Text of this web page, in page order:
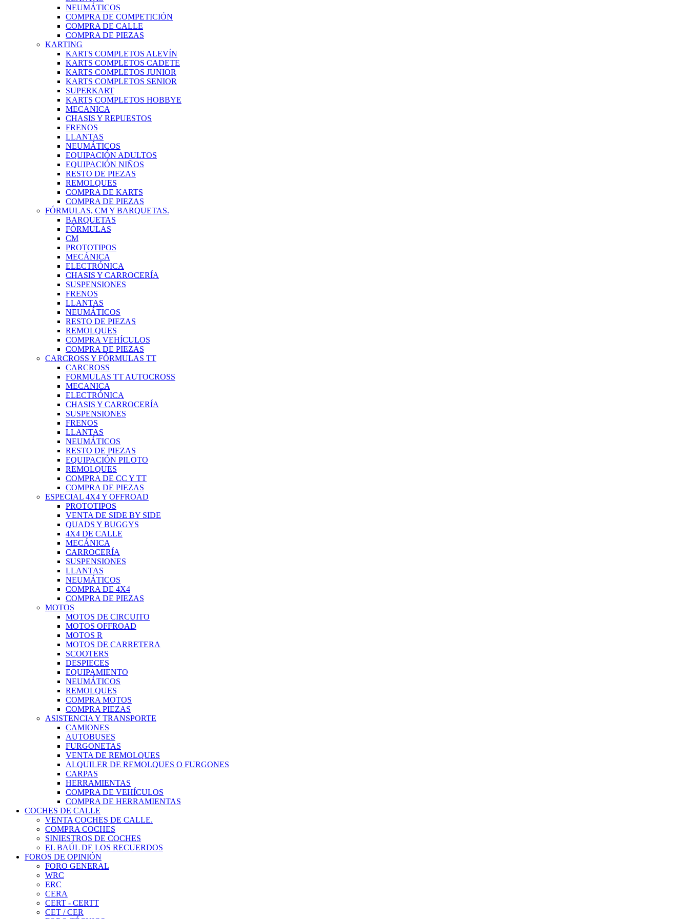
NEUMÁTICOS
COMPRA DE COMPETICIÓN
COMPRA DE CALLE
COMPRA DE PIEZAS
KARTING
KARTS COMPLETOS ALEVÍN
KARTS COMPLETOS CADETE
KARTS COMPLETOS JUNIOR
KARTS COMPLETOS SENIOR
SUPERKART
KARTS COMPLETOS HOBBYE
MECANICA
CHASIS Y REPUESTOS
FRENOS
LLANTAS
NEUMÁTICOS
EQUIPACIÓN ADULTOS
EQUIPACIÓN NIÑOS
RESTO DE PIEZAS
REMOLQUES
COMPRA DE KARTS
COMPRA DE PIEZAS
FÓRMULAS, CM Y BARQUETAS.
BARQUETAS
FÓRMULAS
CM
PROTOTIPOS
MECÁNICA
ELECTRÓNICA
CHASIS Y CARROCERÍA
SUSPENSIONES
FRENOS
LLANTAS
NEUMÁTICOS
RESTO DE PIEZAS
REMOLQUES
COMPRA VEHÍCULOS
COMPRA DE PIEZAS
CARCROSS Y FÓRMULAS TT
CARCROSS
FORMULAS TT AUTOCROSS
MECANICA
ELECTRÓNICA
CHASIS Y CARROCERÍA
SUSPENSIONES
FRENOS
LLANTAS
NEUMÁTICOS
RESTO DE PIEZAS
EQUIPACIÓN PILOTO
REMOLQUES
COMPRA DE CC Y TT
COMPRA DE PIEZAS
ESPECIAL 4X4 Y OFFROAD
PROTOTIPOS
VENTA DE SIDE BY SIDE
QUADS Y BUGGYS
4X4 DE CALLE
MECÁNICA
CARROCERÍA
SUSPENSIONES
LLANTAS
NEUMÁTICOS
COMPRA DE 4X4
COMPRA DE PIEZAS
MOTOS
MOTOS DE CIRCUITO
MOTOS OFFROAD
MOTOS R
MOTOS DE CARRETERA
SCOOTERS
DESPIECES
EQUIPAMIENTO
NEUMÁTICOS
REMOLQUES
COMPRA MOTOS
COMPRA PIEZAS
ASISTENCIA Y TRANSPORTE
CAMIONES
AUTOBUSES
FURGONETAS
VENTA DE REMOLQUES
ALQUILER DE REMOLQUES O FURGONES
CARPAS
HERRAMIENTAS
COMPRA DE VEHÍCULOS
COMPRA DE HERRAMIENTAS
COCHES DE CALLE
VENTA COCHES DE CALLE.
COMPRA COCHES
SINIESTROS DE COCHES
EL BAÚL DE LOS RECUERDOS
FOROS DE OPINIÓN
FORO GENERAL
WRC
ERC
CERA
CERT - CERTT
CET / CER